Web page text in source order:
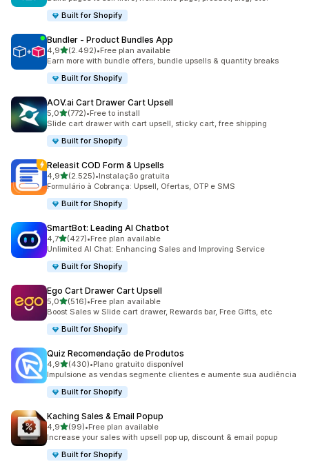
Built for Shopify
Bundler ‑ Product Bundles App
4,9de 5 estrelas
(2.492)
2492 total de avaliações
•Free plan available
Earn more with bundle offers, bundle upsells & quantity breaks
Built for Shopify
AOV.ai Cart Drawer Cart Upsell
5,0de 5 estrelas
(772)
772 total de avaliações
•Free to install
Slide cart drawer with cart upsell, sticky cart, free shipping
Built for Shopify
Releasit COD Form & Upsells
4,9de 5 estrelas
(2.525)
2525 total de avaliações
•Instalação gratuita
Formulário à Cobrança: Upsell, Ofertas, OTP e SMS
Built for Shopify
SmartBot: Leading AI Chatbot
4,7de 5 estrelas
(427)
427 total de avaliações
•Free plan available
Unlimited AI Chat: Enhancing Sales and Improving Service
Built for Shopify
Ego Cart Drawer Cart Upsell
5,0de 5 estrelas
(516)
516 total de avaliações
•Free plan available
Boost Sales w Slide cart drawer, Rewards bar, Free Gifts, etc
Built for Shopify
Quiz Recomendação de Produtos
4,9de 5 estrelas
(430)
430 total de avaliações
•Plano gratuito disponível
Impulsione as vendas segmente clientes e aumente sua audiência
Built for Shopify
Kaching Sales & Email Popup
4,9de 5 estrelas
(99)
99 total de avaliações
•Free plan available
Increase your sales with upsell pop up, discount & email popup
Built for Shopify